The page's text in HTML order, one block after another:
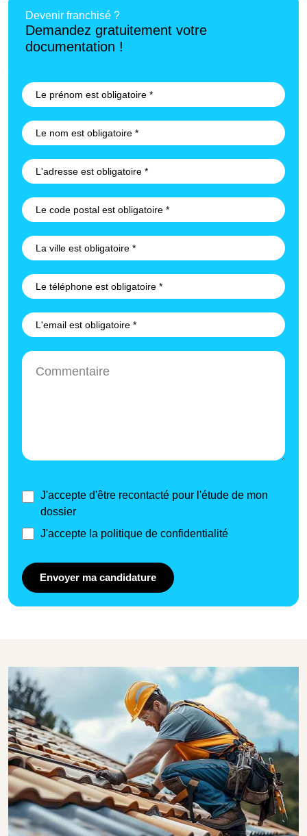
Devenir franchisé ?
Demandez gratuitement votre
documentation !
J'accepte d'être recontacté pour l'étude de mon
dossier
J'accepte la politique de confidentialité
Envoyer ma candidature